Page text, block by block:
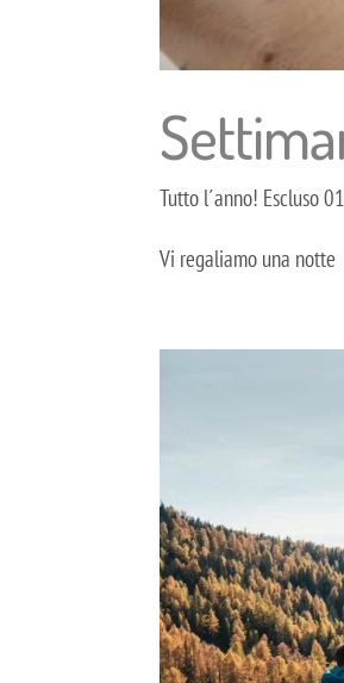
Tutto l´anno! Escluso
Vi regaliamo una notte